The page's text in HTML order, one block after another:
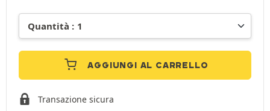
AGGIUNGI AL CARRELLO
Transazione sicura